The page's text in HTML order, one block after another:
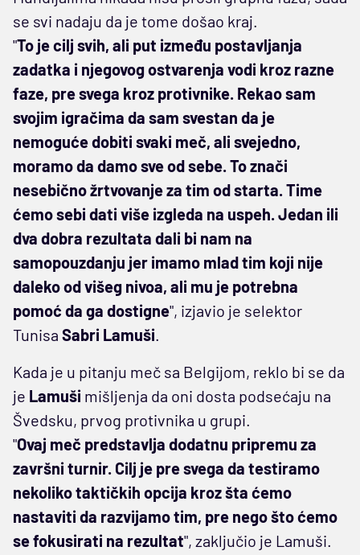
se svi nadaju da je tome došao kraj.
"To je cilj svih, ali put između postavljanja
zadatka i njegovog ostvarenja vodi kroz razne
faze, pre svega kroz protivnike. Rekao sam
svojim igračima da sam svestan da je
nemoguće dobiti svaki meč, ali svejedno,
moramo da damo sve od sebe. To znači
nesebično žrtvovanje za tim od starta. Time
ćemo sebi dati više izgleda na uspeh. Jedan ili
dva dobra rezultata dali bi nam na
samopouzdanju jer imamo mlad tim koji nije
daleko od višeg nivoa, ali mu je potrebna
pomoć da ga dostigne", izjavio je selektor
Tunisa Sabri Lamuši.
Kada je u pitanju meč sa Belgijom, reklo bi se da
je Lamuši mišljenja da oni dosta podsećaju na
Švedsku, prvog protivnika u grupi.
"Ovaj meč predstavlja dodatnu pripremu za
završni turnir. Cilj je pre svega da testiramo
nekoliko taktičkih opcija kroz šta ćemo
nastaviti da razvijamo tim, pre nego što ćemo
se fokusirati na rezultat", zaključio je Lamuši.